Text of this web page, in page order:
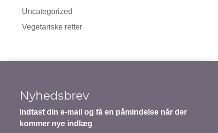
Uncategorized
Vegetariske retter
Nyhedsbrev
Indtast din e-mail og få en påmindelse når der
kommer nye indlæg